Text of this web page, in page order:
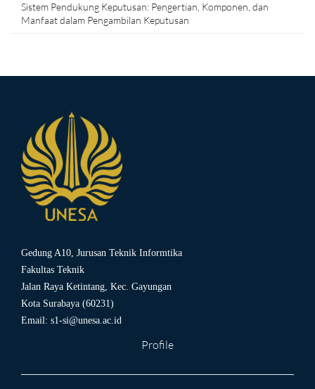
Sistem Pendukung Keputusan: Pengertian, Komponen, dan
Manfaat dalam Pengambilan Keputusan
Gedung A10, Jurusan Teknik Informtika
Fakultas Teknik
Jalan Raya Ketintang, Kec. Gayungan
Kota Surabaya (60231)
Email: s1-si@unesa.ac.id
Profile